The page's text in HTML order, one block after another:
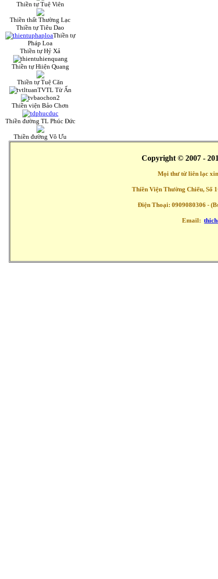
Thiền tự Tuệ Viên
Thiền thất Thường Lạc
Thiền tự Tiêu Dao
Thiền tự
Pháp Loa
Thiền tự Hỷ Xả
Thiền tự Hiiện Quang
Thiền tự Tuệ Căn
TVTL Từ Ấn
Thiền viện Bảo Chơn
Thiền đường TL Phúc Đức
Thiền đường Vô Ưu
Copyright © 2007 -
Mọi thư từ liên lạc
Thiền Viện Thường Chiếu, Số
Điện Thoại: 0909080306 -
Email: